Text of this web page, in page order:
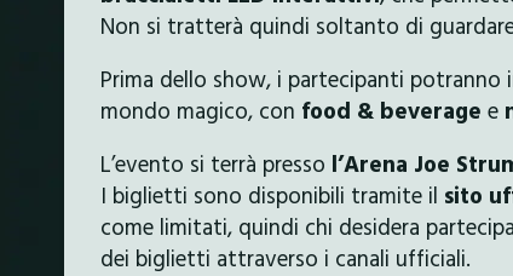
Non si tratterà quindi soltanto di
Prima dello show, i partecipanti potranno
mondo magico, con food & beverage e
L’evento si terrà presso l’Arena Joe
I biglietti sono disponibili tramite il sito
come limitati, quindi chi desidera
dei biglietti attraverso i canali ufficiali.